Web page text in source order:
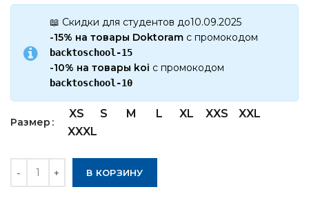
📖 Скидки для студентов до10.09.2025
-15% на товары Doktoram с промокодом
backtoschool-15
-10% на товары koi с промокодом
backtoschool-10
Размер
XS S M L XL XXS
XXL
XXXL
В КОРЗИНУ